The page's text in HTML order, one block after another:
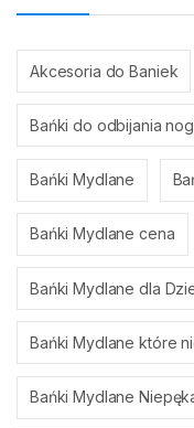
Akcesoria do Baniek
Bańki do odbijania
Bańki Mydlane
Bańki Mydlane cena
Bańki Mydlane dla
Bańki Mydlane które
Bańki Mydlane